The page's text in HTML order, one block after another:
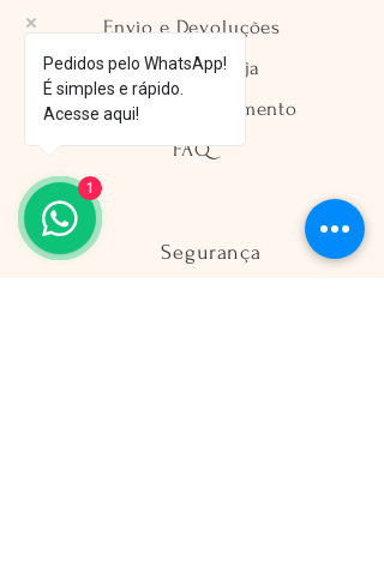
Envio e Devoluções
Política da Loja
Métodos de Pagamento
FAQ
Segurança
Pedidos pelo WhatsApp!
É simples e rápido.
Acesse aqui!
1